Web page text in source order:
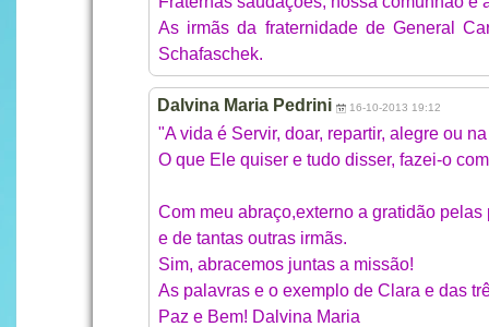
As irmãs da fraternidade de General
Schafaschek.
Dalvina Maria Pedrini 16-10-2013 19:12
"A vida é Servir, doar, repartir, alegre ou
O que Ele quiser e tudo disser, fazei-o
Com meu abraço,externo a gratidão
e de tantas outras irmãs.
Sim, abracemos juntas a missão!
As palavras e o exemplo de Clara e das
Paz e Bem! Dalvina Maria